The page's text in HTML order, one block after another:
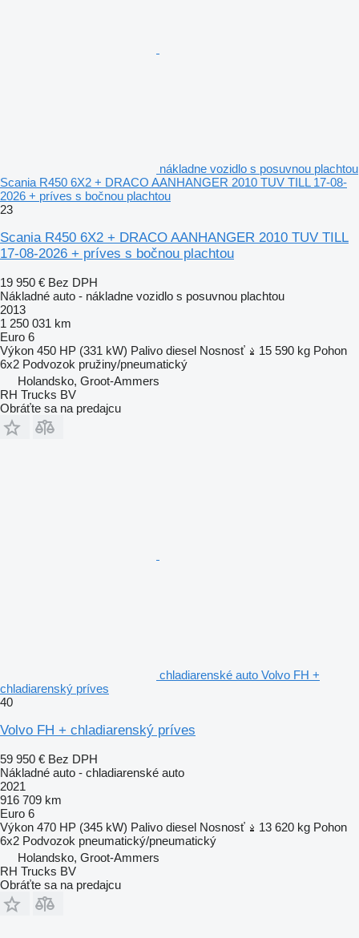
nákladne vozidlo s posuvnou plachtou
Scania R450 6X2 + DRACO AANHANGER 2010 TUV TILL 17-08-
2026 + príves s bočnou plachtou
23
Scania R450 6X2 + DRACO AANHANGER 2010 TUV TILL
17-08-2026 + príves s bočnou plachtou
19 950 € Bez DPH
Nákladné auto - nákladne vozidlo s posuvnou plachtou
2013
1 250 031 km
Euro 6
Výkon 450 HP (331 kW) Palivo diesel Nosnosť 15 590 kg Pohon
6x2 Podvozok pružiny/pneumatický
Holandsko, Groot-Ammers
RH Trucks BV
Obráťte sa na predajcu
chladiarenské auto Volvo FH +
chladiarenský príves
40
Volvo FH + chladiarenský príves
59 950 € Bez DPH
Nákladné auto - chladiarenské auto
2021
916 709 km
Euro 6
Výkon 470 HP (345 kW) Palivo diesel Nosnosť 13 620 kg Pohon
6x2 Podvozok pneumatický/pneumatický
Holandsko, Groot-Ammers
RH Trucks BV
Obráťte sa na predajcu